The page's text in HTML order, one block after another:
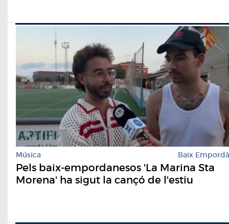
Música Baix Empordà
Pels baix-empordanesos 'La Marina Sta
Morena' ha sigut la cançó de l'estiu